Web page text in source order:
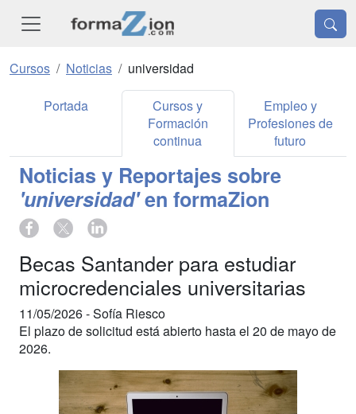
Cursos Noticias universidad
Portada
Cursos y
Formación
continua
Empleo y
Profesiones de
futuro
Noticias y Reportajes sobre
'universidad'en formaZion
Becas Santander para estudiar
microcredenciales universitarias
11/05/2026 -Sofía Riesco
El plazo de solicitud está abierto hasta el 20 de mayo de
2026.